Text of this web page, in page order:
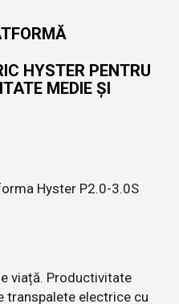
HYSTER PENTRU
MEDIE ȘI
Hyster P2.0-3.0S
viață. Productivitate
transpalete electrice cu